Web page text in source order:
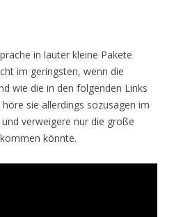
in lauter kleine Pakete
im geringsten, wenn die
wie die in den folgenden Links
sie allerdings sozusagen im
verweigere nur die große
könnte.